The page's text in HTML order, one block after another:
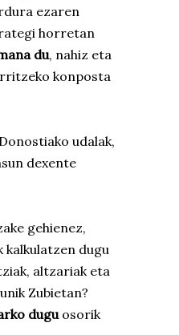
ezaren
horretan
du, nahiz eta
konposta
udalak,
dexente
gehienez,
dugu
altzariak eta
Zubietan?
duguosorik